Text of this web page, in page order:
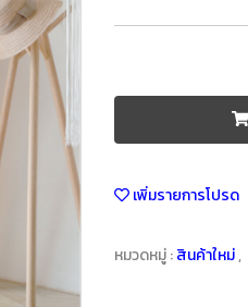
เพิ่มรายการโปรด
หมวดหมู่ :สินค้าใหม่,